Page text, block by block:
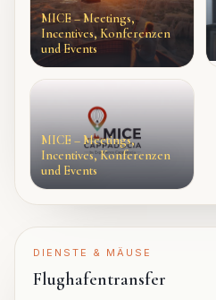
MICE – Meetings,
Incentives, Konferenzen
und Events
MICE – Meetings,
Incentives, Konferenzen
und Events
DIENSTE & MÄUSE
Flughafentransfer